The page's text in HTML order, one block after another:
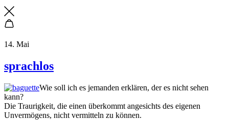
14. Mai
sprachlos
Wie soll ich es jemanden erklären, der es nicht sehen
kann?
Die Traurigkeit, die einen überkommt angesichts des eigenen
Unvermögens, nicht vermitteln zu können.